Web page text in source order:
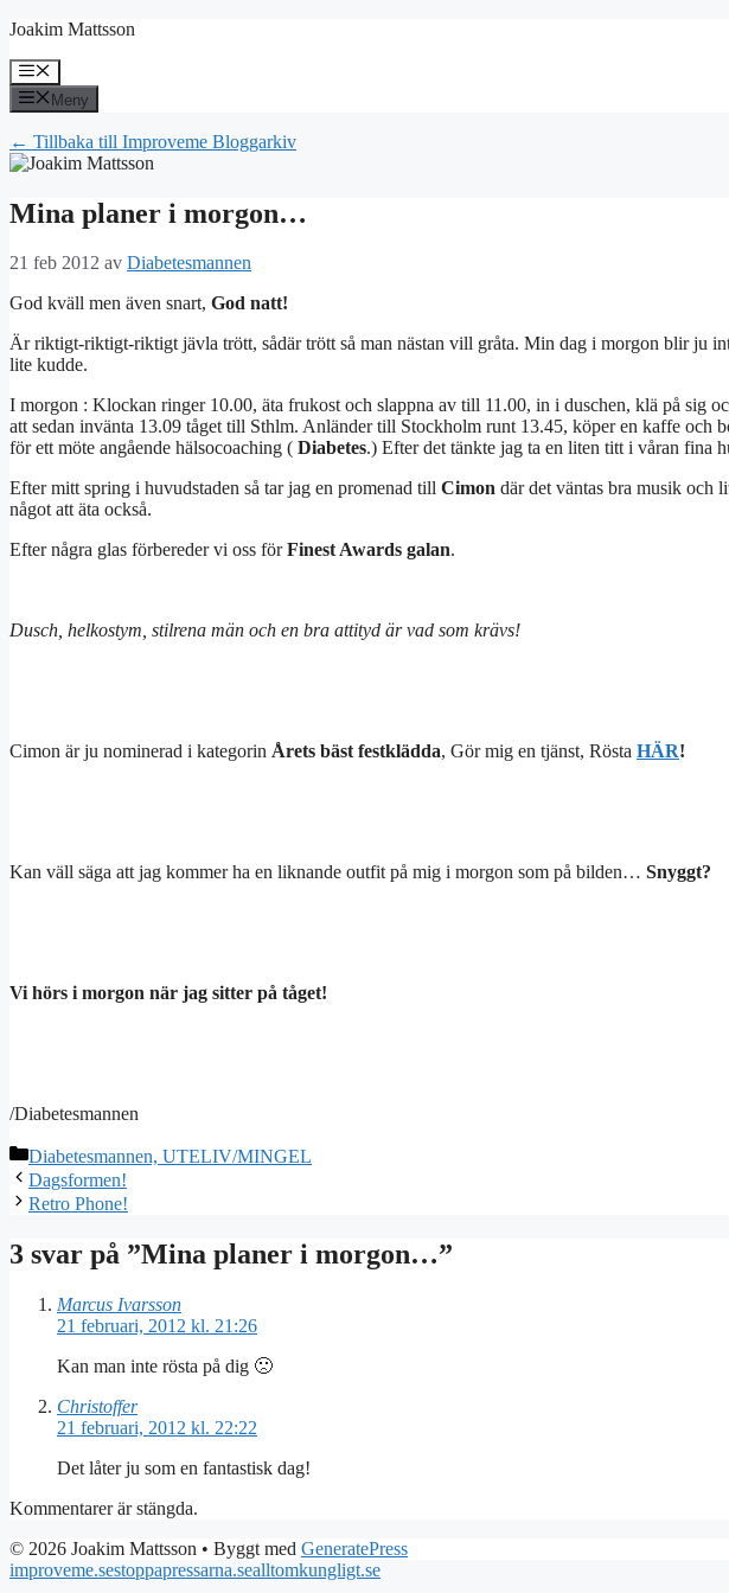
Hoppa
innehåll
Joakim Mattsson
Meny
Meny
← Tillbaka till Improveme Bloggarkiv
Mina planer i morgon…
21 feb 2012 av Diabetesmannen
God kväll men även snart, God natt!
Är riktigt-riktigt-riktigt jävla trött, sådär trött så man nästan vill gråta. Min dag i morgon blir ju
lite kudde.
I morgon : Klockan ringer 10.00, äta frukost och slappna av till 11.00, in i duschen, klä på sig
att sedan invänta 13.09 tåget till Sthlm. Anländer till Stockholm runt 13.45, köper en kaffe och
för ett möte angående hälsocoaching ( Diabetes.) Efter det tänkte jag ta en liten titt i våran fina
Efter mitt spring i huvudstaden så tar jag en promenad till Cimon där det väntas bra musik och
något att äta också.
Efter några glas förbereder vi oss förFinest Awards galan.
Dusch, helkostym, stilrena män och en bra attityd är vad som krävs!
Cimon är ju nominerad i kategorin Årets bäst festklädda, Gör mig en tjänst, Rösta HÄR!
Kan väll säga att jag kommer ha en liknande outfit på mig i morgon som på bilden… Snyggt?
Vi hörs i morgon när jag sitter på tåget!
/Diabetesmannen
Kategorier
Diabetesmannen, UTELIV/MINGEL
Dagsformen!
Retro Phone!
3 svar på ”Mina planer i morgon…”
Marcus Ivarsson
21 februari, 2012 kl. 21:26
Kan man inte rösta på dig 🙁
Christoffer
21 februari, 2012 kl. 22:22
Det låter ju som en fantastisk dag!
Kommentarer är stängda.
© 2026 Joakim Mattsson • Byggt med GeneratePress
improveme.sestoppapressarna.sealltomkungligt.se